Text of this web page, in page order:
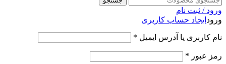
ورود / ثبت نام
ورود ایجاد حساب کاربری
نام کاربری یا آدرس ایمیل *
رمز عبور *